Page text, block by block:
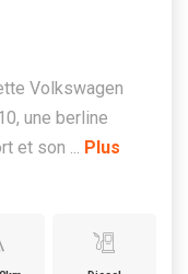
Volkswagen
une berline
et son ... Plus